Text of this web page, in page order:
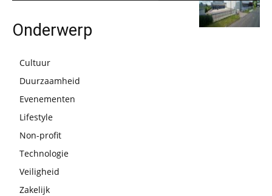
Onderwerp
Cultuur
Duurzaamheid
Evenementen
Lifestyle
Non-profit
Technologie
Veiligheid
Zakelijk